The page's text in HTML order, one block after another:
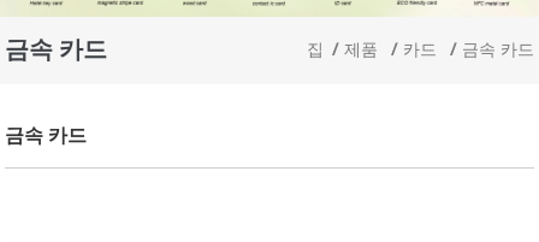
금속 카드 집 제품 카드 금속 카드
금속 카드